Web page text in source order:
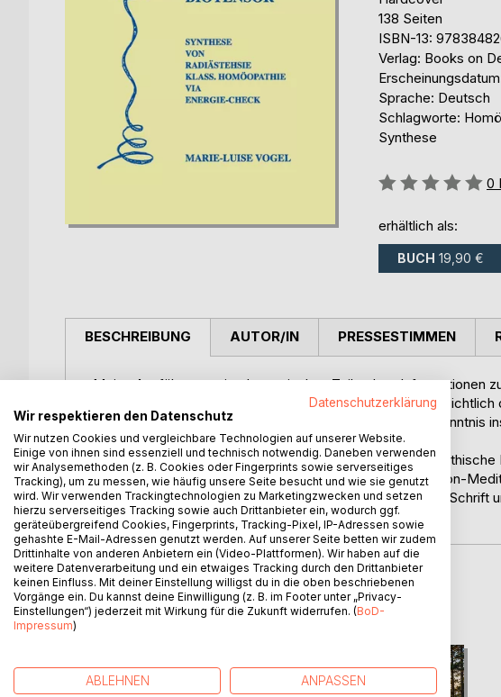
138 Seiten
ISBN-13:
Verlag: Books on
Sprache: Deutsch
Schlagworte:
Synthese
Bewertung::
0
erhältlich als:
BUCH 19,90 €
BESCHREIBUNG
Meine Ausführungen im theoretischen Teil geben Informationen
ermöglichen für das "Richtige Greifen und Begreifen"
In der Abhandlung zum "Energie-Check" setzt sich die Kenntnis
Radiästhesie und Klass. Homöopathie incl. Akupunktur."
Medizinisches Schemata, Akupunktur-Tabellen,
Buchempfehlungen folgen im Anhang nebst meiner Papillon-
Neues zu wagen oder zu integrieren ist das Motiv meiner Schrift
sowie interessierte Heilkundler.
AUTOR/IN PRESSESTIMMEN
WEITERE TITEL BEIBoD
Datenschutzerklärung
Wir respektieren den Datenschutz
Wir nutzen Cookies und vergleichbare Technologien auf unserer Website.
Einige von ihnen sind essenziell und technisch notwendig. Daneben verwenden
wir Analysemethoden (z. B. Cookies oder Fingerprints sowie serverseitiges
Tracking), um zu messen, wie häufig unsere Seite besucht und wie sie genutzt
wird. Wir verwenden Trackingtechnologien zu Marketingzwecken und setzen
hierzu serverseitiges Tracking sowie auch Drittanbieter ein, wodurch ggf.
geräteübergreifend Cookies, Fingerprints, Tracking-Pixel, IP-Adressen sowie
gehashte E-Mail-Adressen genutzt werden. Auf unserer Seite betten wir zudem
Drittinhalte von anderen Anbietern ein (Video-Plattformen). Wir haben auf die
weitere Datenverarbeitung und ein etwaiges Tracking durch den Drittanbieter
keinen Einfluss. Mit deiner Einstellung willigst du in die oben beschriebenen
Vorgänge ein. Du kannst deine Einwilligung (z. B. im Footer unter „Privacy-
Einstellungen“) jederzeit mit Wirkung für die Zukunft widerrufen. (BoD-
Impressum)
ABLEHNEN ANPASSEN